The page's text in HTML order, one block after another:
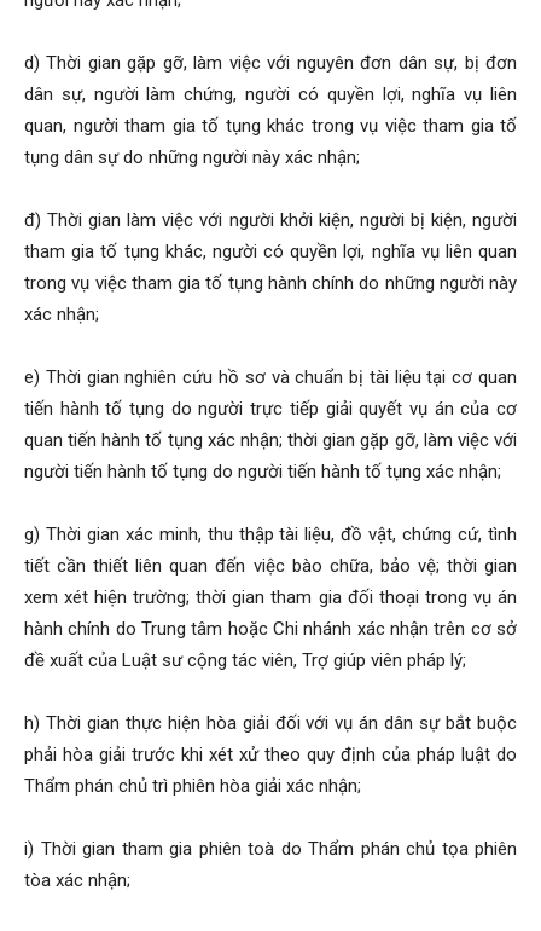
d) Thời gian gặp gỡ, làm việc với nguyên đơn dân sự, bị đơn
dân sự, người làm chứng, người có quyền lợi, nghĩa vụ liên
quan, người tham gia tố tụng khác trong vụ việc tham gia tố
tụng dân sự do những người này xác nhận;
đ) Thời gian làm việc với người khởi kiện, người bị kiện, người
tham gia tố tụng khác, người có quyền lợi, nghĩa vụ liên quan
trong vụ việc tham gia tố tụng hành chính do những người này
xác nhận;
e) Thời gian nghiên cứu hồ sơ và chuẩn bị tài liệu tại cơ quan
tiến hành tố tụng do người trực tiếp giải quyết vụ án của cơ
quan tiến hành tố tụng xác nhận; thời gian gặp gỡ, làm việc với
người tiến hành tố tụng do người tiến hành tố tụng xác nhận;
g) Thời gian xác minh, thu thập tài liệu, đồ vật, chứng cứ, tình
tiết cần thiết liên quan đến việc bào chữa, bảo vệ; thời gian
xem xét hiện trường; thời gian tham gia đối thoại trong vụ án
hành chính do Trung tâm hoặc Chi nhánh xác nhận trên cơ sở
đề xuất của Luật sư cộng tác viên, Trợ giúp viên pháp lý;
h) Thời gian thực hiện hòa giải đối với vụ án dân sự bắt buộc
phải hòa giải trước khi xét xử theo quy định của pháp luật do
Thẩm phán chủ trì phiên hòa giải xác nhận;
i) Thời gian tham gia phiên toà do Thẩm phán chủ tọa phiên
tòa xác nhận;